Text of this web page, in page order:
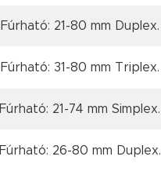
Fúrható: 21-80 mm Duplex.
Fúrható: 31-80 mm Triplex.
Fúrható: 21-74 mm Simplex.
Fúrható: 26-80 mm Duplex.